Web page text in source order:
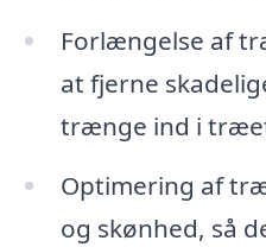
Forlængelse af
at fjerne
trænge ind i
Optimering af
og skønhed, så